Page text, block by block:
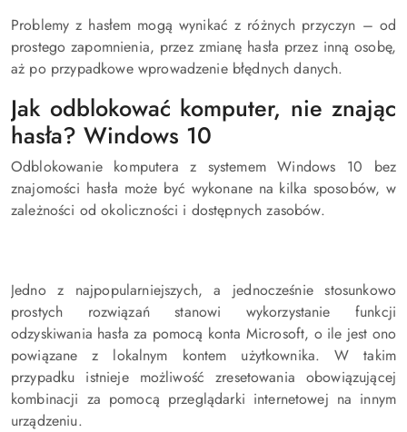
Problemy z hasłem mogą wynikać z różnych przyczyn – od
prostego zapomnienia, przez zmianę hasła przez inną osobę,
aż po przypadkowe wprowadzenie błędnych danych.
Jak odblokować komputer, nie znając
hasła? Windows 10
Odblokowanie komputera z systemem Windows 10 bez
znajomości hasła może być wykonane na kilka sposobów, w
zależności od okoliczności i dostępnych zasobów.
Jedno z najpopularniejszych, a jednocześnie stosunkowo
prostych rozwiązań stanowi wykorzystanie funkcji
odzyskiwania hasła za pomocą konta Microsoft, o ile jest ono
powiązane z lokalnym kontem użytkownika. W takim
przypadku istnieje możliwość zresetowania obowiązującej
kombinacji za pomocą przeglądarki internetowej na innym
urządzeniu.